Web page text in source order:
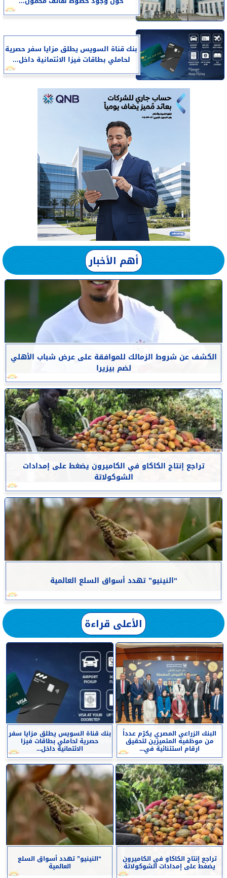
بنك قناة السويس يطلق مزايا سفر حصرية
لحاملي بطاقات فيزا الائتمانية داخل...
أهم الأخبار
الكشف عن شروط الزمالك للموافقة على عرض شباب الأهلي
لضم بيزيرا
تراجع إنتاج الكاكاو في الكاميرون يضغط على إمدادات
الشوكولاتة
“النينيو” تهدد أسواق السلع العالمية
الأعلى قراءة
البنك الزراعي المصري يكرّم عدداً
من موظفيه المتميزين لتحقيق
ارقام استثنائية في...
بنك قناة السويس يطلق مزايا سفر
حصرية لحاملي بطاقات فيزا
الائتمانية داخل...
تراجع إنتاج الكاكاو في الكاميرون
يضغط على إمدادات الشوكولاتة
“النينيو” تهدد أسواق السلع
العالمية